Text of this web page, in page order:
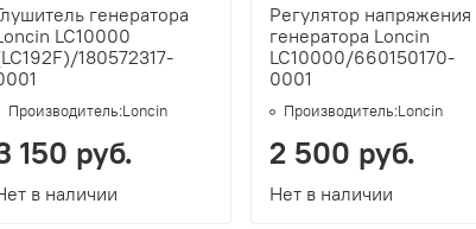
генератора
LC10000
180572317-
Производитель:Loncin
в наличии
150 руб.
Регулятор напряжения
генератора Loncin
LC10000/660150170-
0001
Производитель:Loncin
Нет в наличии
2 500 руб.